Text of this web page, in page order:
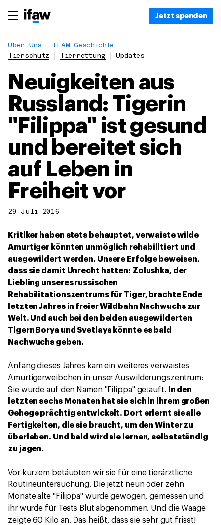
Jetzt spenden
Über Uns
IFAW-Geschichte
Tierschutz
Tierrettung Updates
Neuigkeiten aus
Russland: Tigerin
"Filippa" ist gesund
und bereitet sich
auf Leben in
Freiheit vor
29 Juli 2016
Kritiker haben stets behauptet, verwaiste wilde
Amurtiger könnten unmöglich rehabilitiert und
ausgewildert werden. Unsere Erfolge beweisen,
dass sie damit Unrecht hatten: Zolushka, der
Liebling unseres russischen
Rehabilitationszentrums für Tiger, brachte Ende
letzten Jahres in freier Wildbahn Nachwuchs zur
Welt. Und auch bei den beiden ausgewilderten
Tigern Borya und Svetlaya könnte es bald
Nachwuchs geben.
Anfang dieses Jahres kam ein weiteres verwaistes
Amurtigerweibchen in unser Auswilderungszentrum:
Sie wurde auf den Namen "Filippa" getauft.
In den
letzten sechs Monaten hat sie sich in ihrem großen
Gehege prächtig entwickelt. Dort erlernt sie alle
Fertigkeiten, die sie braucht, um den Winter zu
überleben. Und bald wird sie lernen, selbstständig
zu jagen.
Vor kurzem betäubten wir sie für eine tierärztliche
Routineuntersuchung. Die jetzt neun oder zehn
Monate alte "Filippa" wurde gewogen, gemessen und
ihr wurde für Tests Blut abgenommen. Und die Waage
zeigte 60 Kilo an. Das heißt, dass sie sehr gut frisst!